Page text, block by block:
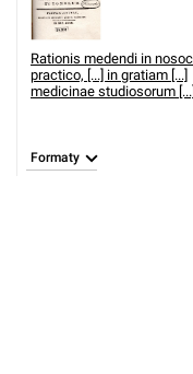
Rationis medendi in
practico, [...] in gratiam [...]
medicinae studiosorum
Formaty